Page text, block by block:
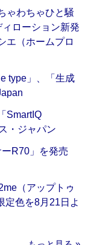
ゃわちゃひと騒
ローション新発
エ（ホームプロ
type」、「生成
SmartIQ
・ジャパン
ーR70」を発売
（アップトゥ
定色を8月21日よ